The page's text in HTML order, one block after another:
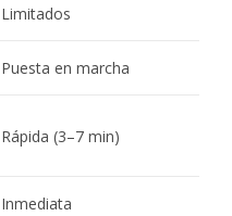
Limitados
Puesta en marcha
Rápida (3–7 min)
Inmediata